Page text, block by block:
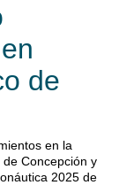
de
en la
Concepción y
2025 de